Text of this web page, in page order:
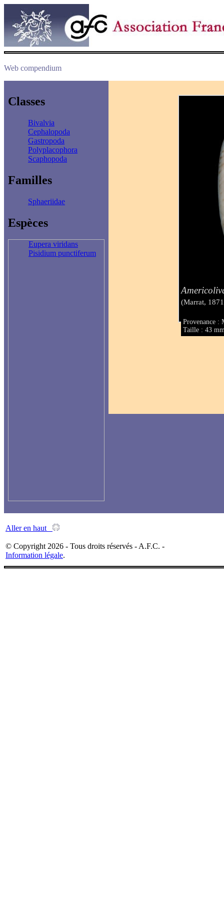
Web compendium
Classes
Bivalvia
Cephalopoda
Gastropoda
Polyplacophora
Scaphopoda
Familles
Sphaeriidae
Espèces
Eupera viridans
Pisidium punctiferum
(Marrat,
Provenance :
Taille : 43
Aller en haut
© Copyright 2026 - Tous droits réservés - A.F.C. -
Information légale.